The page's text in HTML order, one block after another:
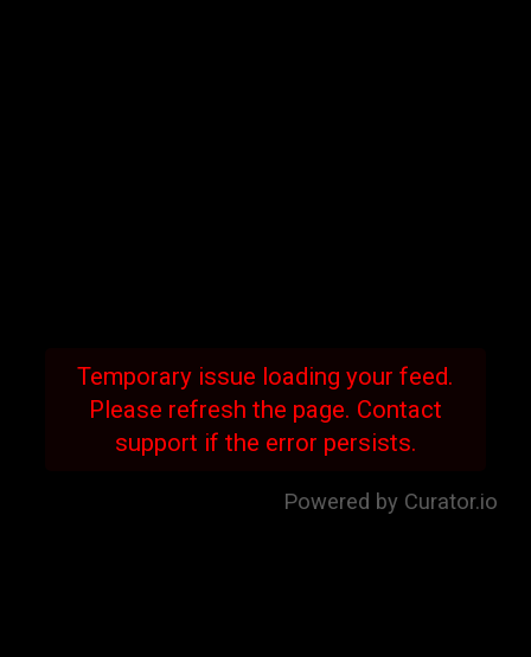
Temporary issue loading your feed.
Please refresh the page. Contact
support if the error persists.
Powered by Curator.io